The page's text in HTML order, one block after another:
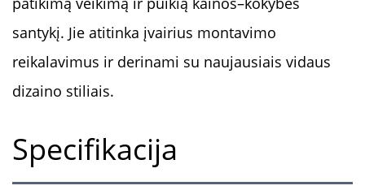
santykį. Jie atitinka įvairius montavimo
reikalavimus ir derinami su naujausiais vidaus
dizaino stiliais.
Specifikacija